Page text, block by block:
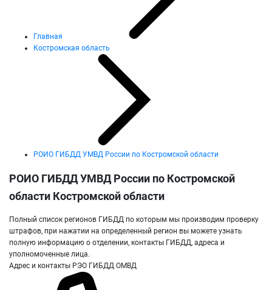
Главная
Костромская область
РОИО ГИБДД УМВД России по Костромской области
РОИО ГИБДД УМВД России по Костромской
области Костромской области
Полный список регионов ГИБДД по которым мы производим проверку
штрафов, при нажатии на определенный регион вы можете узнать
полную информацию о отделении, контакты ГИБДД, адреса и
уполномоченные лица.
Адрес и контакты РЭО ГИБДД ОМВД